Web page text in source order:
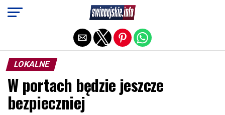
LOKALNE
W portach będzie jeszcze
bezpieczniej
Exit mobile version